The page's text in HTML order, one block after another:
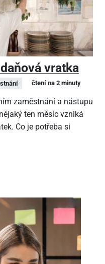
vratka
čtení na 2 minuty
zaměstnání a nástupu
ten měsíc vzniká
Co je potřeba si